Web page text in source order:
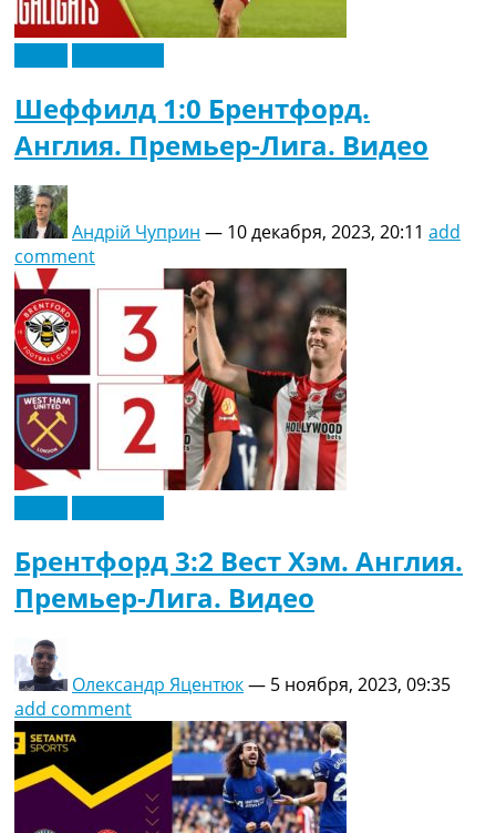
Шеффилд 1:0 Брентфорд.
Англия. Премьер-Лига. Видео
Андрій Чуприн — 10 декабря, 2023, 20:11 add
comment
Брентфорд 3:2 Вест Хэм. Англия.
Премьер-Лига. Видео
Олександр Яцентюк— 5 ноября, 2023, 09:35
add comment